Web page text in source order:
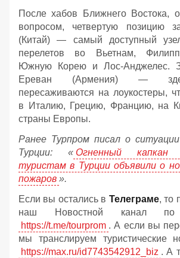
После хабов Ближнего Востока,
вопросом, четвертую позицию
(Китай) — самый доступный
перелетов во Вьетнам,
Южную Корею и Лос-Анджелес.
Ереван (Армения) —
пересаживаются на лоукостеры,
в Италию, Грецию, Францию, на
страны Европы.
Ранее Турпром писал о
Турции: « Огненный капкан
туристам в Турции объявили о
пожаров ».
Если вы остались в Телеграме, то
наш Новостной канал
https://t.me/tourprom . А если вы
мы транслируем туристические
https://max.ru/id7743542912_biz . А